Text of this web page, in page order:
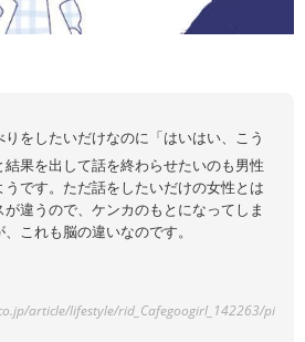
をしたいだけなのに「はいはい、こう
果を出して話を終わらせたいのも男性
です。ただ話をしたいだけの女性とは
違うので、ケンカのもとになってしま
これも脳の違いなのです。
article/lifestyle/rid_Cafegoogirl_142263/pi